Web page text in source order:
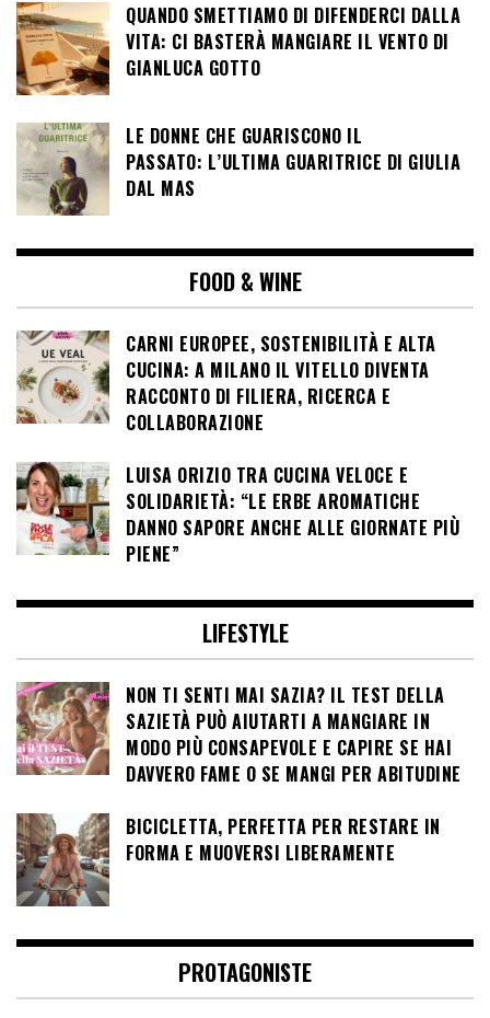
QUANDO SMETTIAMO DI DIFENDERCI DALLA
VITA: CI BASTERÀ MANGIARE IL VENTO DI
GIANLUCA GOTTO
LE DONNE CHE GUARISCONO IL
PASSATO: L’ULTIMA GUARITRICE DI GIULIA
DAL MAS
FOOD & WINE
CARNI EUROPEE, SOSTENIBILITÀ E ALTA
CUCINA: A MILANO IL VITELLO DIVENTA
RACCONTO DI FILIERA, RICERCA E
COLLABORAZIONE
LUISA ORIZIO TRA CUCINA VELOCE E
SOLIDARIETÀ: “LE ERBE AROMATICHE
DANNO SAPORE ANCHE ALLE GIORNATE PIÙ
PIENE”
LIFESTYLE
NON TI SENTI MAI SAZIA? IL TEST DELLA
SAZIETÀ PUÒ AIUTARTI A MANGIARE IN
MODO PIÙ CONSAPEVOLE E CAPIRE SE HAI
DAVVERO FAME O SE MANGI PER ABITUDINE
BICICLETTA, PERFETTA PER RESTARE IN
FORMA E MUOVERSI LIBERAMENTE
PROTAGONISTE